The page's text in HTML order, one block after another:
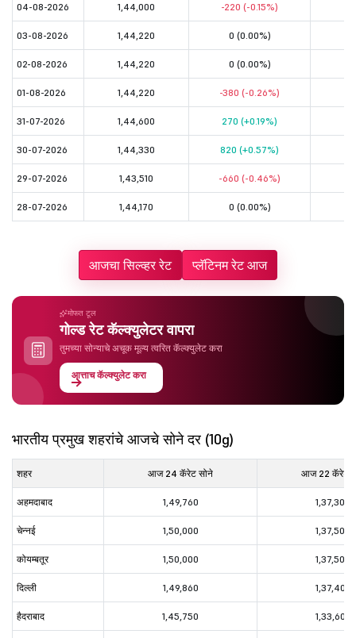
04-08-2026 1,44,000 -220 (-0.15%)
03-08-2026 1,44,220 0 (0.00%)
02-08-2026 1,44,220 0 (0.00%)
01-08-2026 1,44,220 -380 (-0.26%)
31-07-2026 1,44,600 270 (+0.19%)
30-07-2026 1,44,330 820 (+0.57%)
29-07-2026 1,43,510 -660 (-0.46%)
28-07-2026 1,44,170 0 (0.00%)
आजचा सिल्व्हर रेट प्लॅटिनम रेट आज
मोफत टूल
गोल्ड रेट कॅल्क्युलेटर वापरा
तुमच्या सोन्याचे अचूक मूल्य त्वरित कॅल्क्युलेट करा
आत्ताच कॅल्क्युलेट करा
भारतीय प्रमुख शहरांचे आजचे सोने दर (10g)
शहर आज 24 कॅरेट सोने आज 22 कॅरेट
अहमदाबाद 1,49,760 1,37,300
चेन्नई 1,50,000 1,37,500
कोयम्बतूर 1,50,000 1,37,500
दिल्ली 1,49,860 1,37,400
हैदराबाद 1,45,750 1,33,600